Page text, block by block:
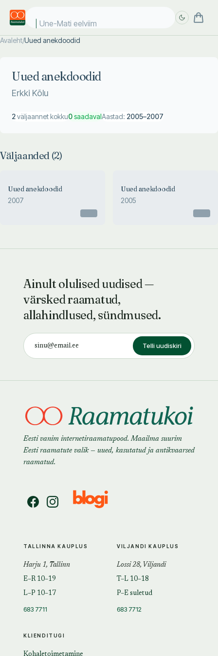
Une-Mati eelviima
Avaleht/Uued anekdoodid
Uued anekdoodid
Erkki Kõlu
2väljaannet kokku0saadavalAastad: 2005–2007
Väljaanded (2)
Uued anekdoodid
2007
Uued anekdoodid
2005
Ainult olulised uudised —
värsked raamatud,
allahindlused, sündmused.
Telli uudiskiri
Eesti vanim internetiraamatupood. Maailma suurim
Eesti raamatute valik — uued, kasutatud ja antikvaarsed
raamatud.
KLIENDITUGI
TALLINNA KAUPLUS
Harju 1, Tallinn
E–R 10–19
L–P 10–17
683 7711
VILJANDI KAUPLUS
Lossi 28, Viljandi
T–L 10–18
P–E suletud
683 7712